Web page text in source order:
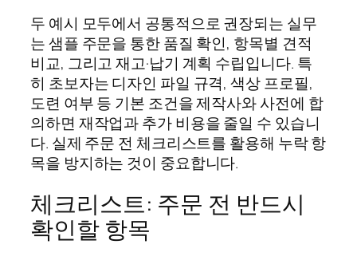
두 예시 모두에서 공통적으로 권장되는 실무
는 샘플 주문을 통한 품질 확인, 항목별 견적
비교, 그리고 재고·납기 계획 수립입니다. 특
히 초보자는 디자인 파일 규격, 색상 프로필,
도련 여부 등 기본 조건을 제작사와 사전에 합
의하면 재작업과 추가 비용을 줄일 수 있습니
다. 실제 주문 전 체크리스트를 활용해 누락 항
목을 방지하는 것이 중요합니다.
체크리스트: 주문 전 반드시
확인할 항목